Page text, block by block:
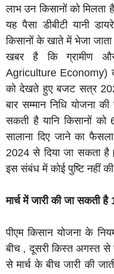
लाभ उन किसानों को
यह पैसा डीबीटी यानी
किसानों के खाते में भेजा जाता
खबर है कि ग्रामीण
Agriculture Economy)
को देखते हुए बजट सत्र
बार सम्मान निधि योजना
सकती है यानि किसानों
सालाना दिए जाने का
2024 से दिया जा सकता
इस संबंध में कोई पुष्टि नहीं
मार्च में जारी की जा सकती है
पीएम किसान योजना के
बीच , दूसरी किस्त अगस्त से
से मार्च के बीच जारी की